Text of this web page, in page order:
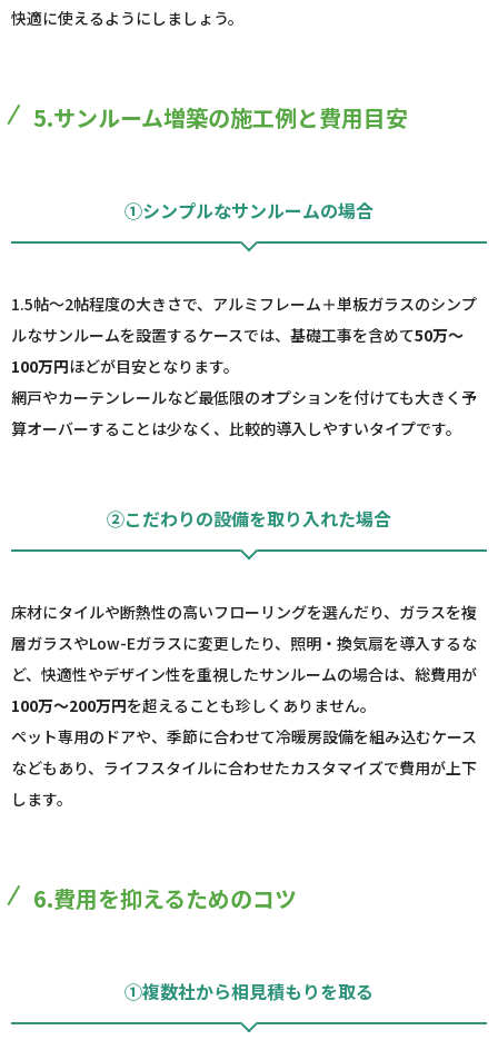
快適に使えるようにしましょう。
5.サンルーム増築の施工例と費用目安
①シンプルなサンルームの場合
1.5帖～2帖程度の大きさで、アルミフレーム＋単板ガラスのシンプ
ルなサンルームを設置するケースでは、基礎工事を含めて50万～
100万円ほどが目安となります。
網戸やカーテンレールなど最低限のオプションを付けても大きく予
算オーバーすることは少なく、比較的導入しやすいタイプです。
②こだわりの設備を取り入れた場合
床材にタイルや断熱性の高いフローリングを選んだり、ガラスを複
層ガラスやLow-Eガラスに変更したり、照明・換気扇を導入するな
ど、快適性やデザイン性を重視したサンルームの場合は、総費用が
100万～200万円を超えることも珍しくありません。
ペット専用のドアや、季節に合わせて冷暖房設備を組み込むケース
などもあり、ライフスタイルに合わせたカスタマイズで費用が上下
します。
6.費用を抑えるためのコツ
①複数社から相見積もりを取る